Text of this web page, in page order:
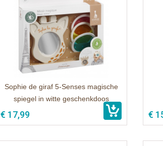
Sophie de giraf 5-Senses magische
spiegel in witte geschenkdoos
€ 17,99 €